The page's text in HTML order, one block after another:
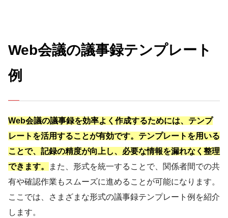
Web会議の議事録テンプレート
例
Web会議の議事録を効率よく作成するためには、テンプ
レートを活用することが有効です。テンプレートを用いる
ことで、記録の精度が向上し、必要な情報を漏れなく整理
できます。
また、形式を統一することで、関係者間での共
有や確認作業もスムーズに進めることが可能になります。
ここでは、さまざまな形式の議事録テンプレート例を紹介
します。